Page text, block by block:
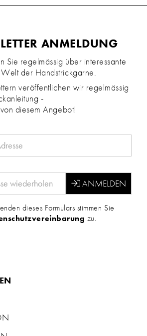
ANMELDUNG
Sie regelmässig über interessante
der Handstrickgarne.
veröffentlichen wir regelmässig
-
diesem Angebot!
dieses Formulars stimmen Sie
zu.